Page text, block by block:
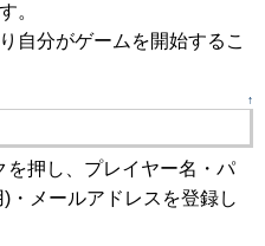
。
自分がゲームを開始するこ
↑
押し、プレイヤー名・パ
・メールアドレスを登録し